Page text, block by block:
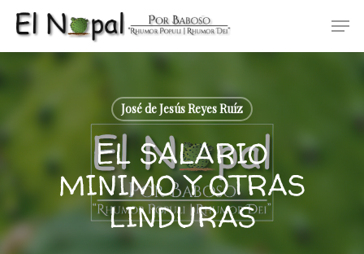
Skip
main
content
José de Jesús Reyes Ruíz
EL SALARIO
MINIMO Y OTRAS
LINDURAS